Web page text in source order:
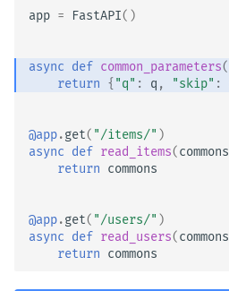
Django, entre outros
Tipos Avançados de Python
Verificação Estrita de
Content-Type
app = FastAPI()
async def common_parameters(
return { "q" : q , "skip" :
@app.get( "/items/" )
async def read_items(commons
return commons
@app.get( "/users/" )
async def read_users(commons
return commons